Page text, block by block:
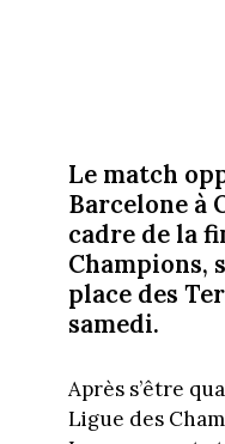
Le match
Barcelone à
cadre de la
Champions,
place des
samedi.
Après s’être
Ligue des